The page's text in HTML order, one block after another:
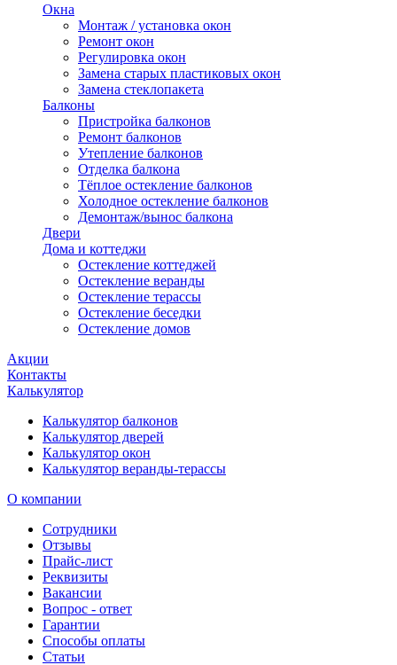
Окна
Монтаж / установка окон
Ремонт окон
Регулировка окон
Замена старых пластиковых окон
Замена стеклопакета
Балконы
Пристройка балконов
Ремонт балконов
Утепление балконов
Отделка балкона
Тёплое остекление балконов
Холодное остекление балконов
Демонтаж/вынос балкона
Двери
Дома и коттеджи
Остекление коттеджей
Остекление веранды
Остекление терассы
Остекление беседки
Остекление домов
Акции
Контакты
Калькулятор
Калькулятор балконов
Калькулятор дверей
Калькулятор окон
Калькулятор веранды-терассы
О компании
Сотрудники
Отзывы
Прайс-лист
Реквизиты
Вакансии
Вопрос - ответ
Гарантии
Способы оплаты
Статьи